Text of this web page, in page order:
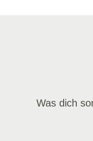
Was dich